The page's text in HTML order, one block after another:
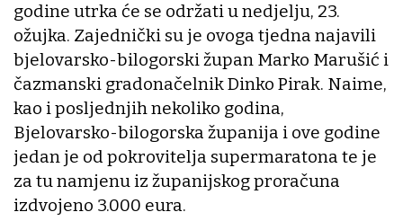
godine utrka će se održati u nedjelju, 23.
ožujka. Zajednički su je ovoga tjedna najavili
bjelovarsko-bilogorski župan Marko Marušić i
čazmanski gradonačelnik Dinko Pirak. Naime,
kao i posljednjih nekoliko godina,
Bjelovarsko-bilogorska županija i ove godine
jedan je od pokrovitelja supermaratona te je
za tu namjenu iz županijskog proračuna
izdvojeno 3.000 eura.